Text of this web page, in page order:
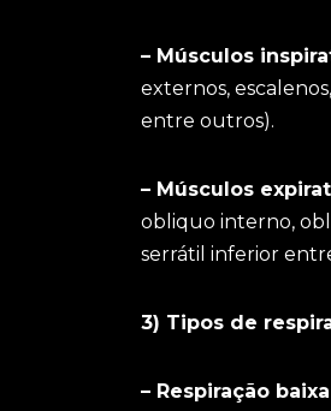
– Músculos
externos,
entre outros).
– Músculos
obliquo interno,
serrátil inferior
3) Tipos de
– Respiração